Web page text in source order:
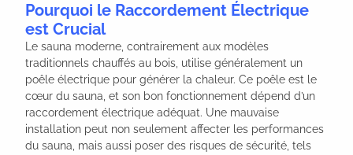
Pourquoi le Raccordement Électrique
est Crucial
Le sauna moderne, contrairement aux modèles
traditionnels chauffés au bois, utilise généralement un
poêle électrique pour générer la chaleur. Ce poêle est le
cœur du sauna, et son bon fonctionnement dépend d’un
raccordement électrique adéquat. Une mauvaise
installation peut non seulement affecter les performances
du sauna, mais aussi poser des risques de sécurité, tels